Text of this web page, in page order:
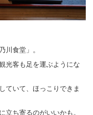
食堂」。
光客も足を運ぶようにな
ていて、ほっこりできま
ち寄るのがいいかも。